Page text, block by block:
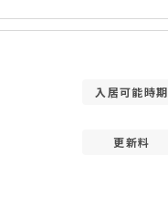
入居可能時期
更新料